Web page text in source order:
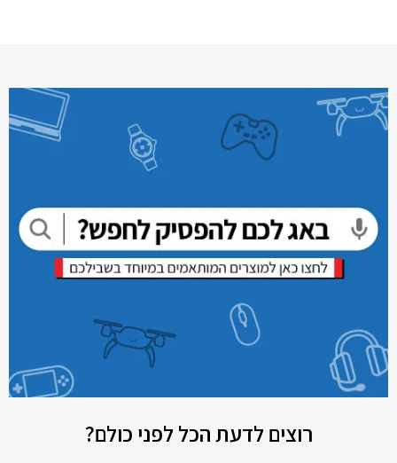
רוצים לדעת הכל לפני כולם?